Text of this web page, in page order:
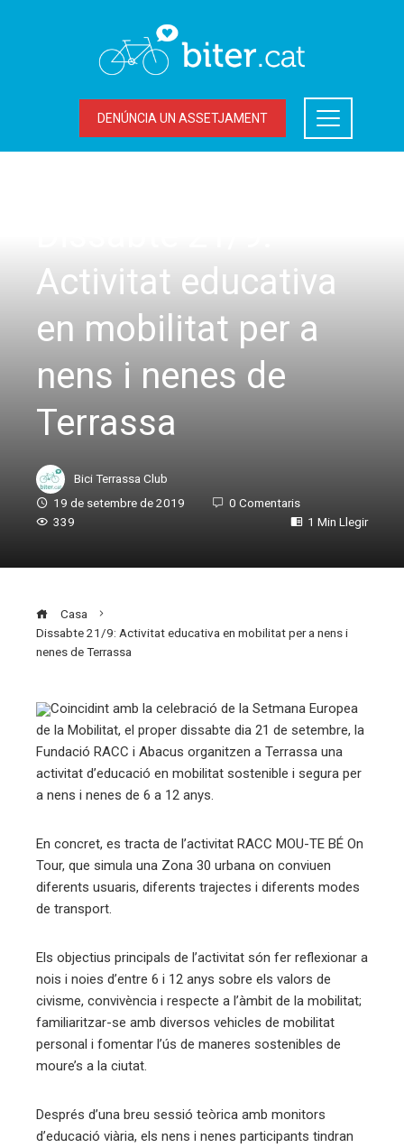
DENÚNCIA UN ASSETJAMENT
Activitat educativa
en mobilitat per a
nens i nenes de
Terrassa
Bici Terrassa Club
19 de setembre de 2019
0 Comentaris
339
1 Min Llegir
Casa
Dissabte 21/9: Activitat educativa en mobilitat per a nens i
nenes de Terrassa
Coincidint amb la celebració de la Setmana Europea
de la Mobilitat, el proper dissabte dia 21 de setembre, la
Fundació RACC i Abacus organitzen a Terrassa una
activitat d’educació en mobilitat sostenible i segura per
a nens i nenes de 6 a 12 anys.
En concret, es tracta de l’activitat RACC MOU-TE BÉ On
Tour, que simula una Zona 30 urbana on conviuen
diferents usuaris, diferents trajectes i diferents modes
de transport.
Els objectius principals de l’activitat són fer reflexionar a
nois i noies d’entre 6 i 12 anys sobre els valors de
civisme, convivència i respecte a l’àmbit de la mobilitat;
familiaritzar-se amb diversos vehicles de mobilitat
personal i fomentar l’ús de maneres sostenibles de
moure’s a la ciutat.
Després d’una breu sessió teòrica amb monitors
d’educació viària, els nens i nenes participants tindran